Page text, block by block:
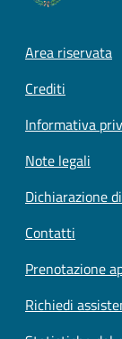
Footer
Area riservata
Crediti
Informativa
Note legali
Dichiarazione
Contatti
Prenotazione
Richiedi